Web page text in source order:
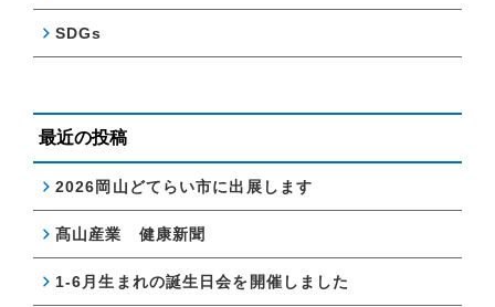
SDGs
最近の投稿
2026岡山どてらい市に出展します
髙山産業 健康新聞
1-6月生まれの誕生日会を開催しました